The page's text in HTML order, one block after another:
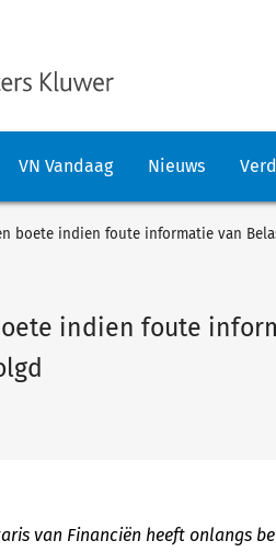
VN Vandaag Nieuws
boete indien foute informatie van
indien foute
van Financiën heeft onlangs